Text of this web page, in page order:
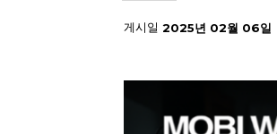
게시일 2025년 02월 06일